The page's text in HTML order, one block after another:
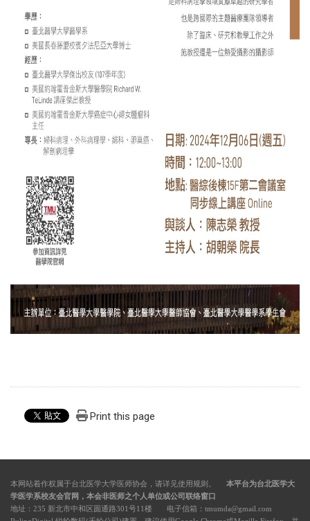
Print this page
本网站着作权属于台北医学大学医师协会，请详见使用规则
本平台为台北医学大
学医学系校友会官网，本会非医师之个人单位或公司联络窗口
地址：235 新北市中和区圆通路301号11楼 电子信箱：tmumda@gmail.com